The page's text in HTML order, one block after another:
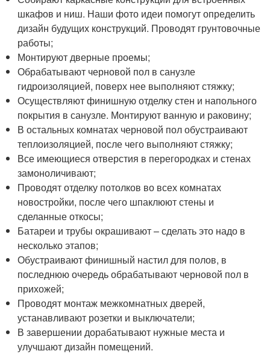
шкафов и ниш. Наши фото идеи помогут определить
дизайн будущих конструкций. Проводят грунтовочные
работы;
Монтируют дверные проемы;
Обрабатывают черновой пол в санузле
гидроизоляцией, поверх нее выполняют стяжку;
Осуществляют финишную отделку стен и напольного
покрытия в санузле. Монтируют ванную и раковину;
В остальных комнатах черновой пол обустраивают
теплоизоляцией, после чего выполняют стяжку;
Все имеющиеся отверстия в перегородках и стенах
замоноличивают;
Проводят отделку потолков во всех комнатах
новостройки, после чего шпаклюют стены и
сделанные откосы;
Батареи и трубы окрашивают – сделать это надо в
несколько этапов;
Обустраивают финишный настил для полов, в
последнюю очередь обрабатывают черновой пол в
прихожей;
Проводят монтаж межкомнатных дверей,
устанавливают розетки и выключатели;
В завершении дорабатывают нужные места и
улучшают дизайн помещений.